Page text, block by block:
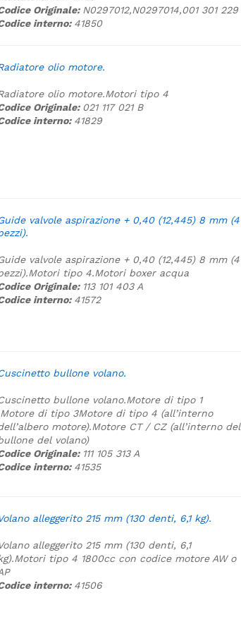
Originale: N0297012,N0297014,001 301 229
interno: 41850
olio motore.
olio motore.Motori tipo 4
Originale: 021 117 021 B
interno: 41829
valvole aspirazione + 0,40 (12,445) 8 mm (4
valvole aspirazione + 0,40 (12,445) 8 mm (4
Motori tipo 4.Motori boxer acqua
Originale: 113 101 403 A
interno: 41572
bullone volano.
bullone volano.Motore di tipo 1
Motore di tipo 3Motore di tipo 4 (all’interno
motore).Motore CT / CZ (all’interno del
del volano)
Originale: 111 105 313 A
interno: 41535
alleggerito 215 mm (130 denti, 6,1 kg).
alleggerito 215 mm (130 denti, 6,1
Motori tipo 4 1800cc con codice motore AW o
interno: 41506